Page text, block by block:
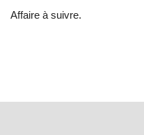
Affaire à suivre.